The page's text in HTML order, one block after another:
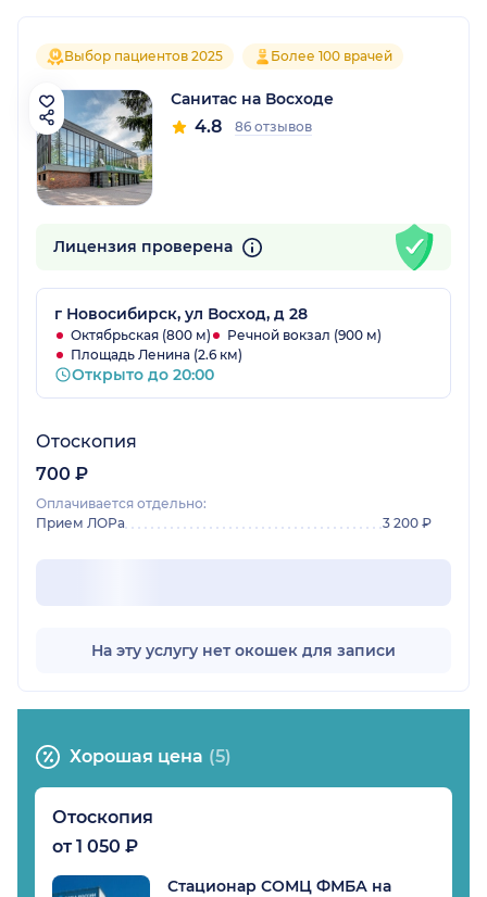
Выбор пациентов 2025 Более 100 врачей
Санитас на Восходе
4.8 86 отзывов
Лицензия проверена
г Новосибирск, ул Восход, д 28
Октябрьская (800 м)
Речной вокзал (900 м)
Площадь Ленина (2.6 км)
Открыто до 20:00
Отоскопия
700 ₽
Оплачивается отдельно:
Прием ЛОРа
3 200 ₽
На эту услугу нет окошек для записи
Хорошая цена (5)
Отоскопия
от 1 050 ₽
Стационар СОМЦ ФМБА на